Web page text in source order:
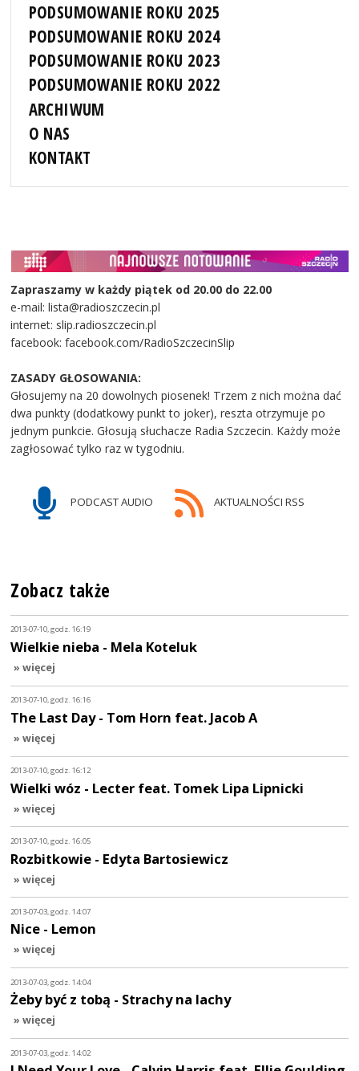
PODSUMOWANIE ROKU 2025
PODSUMOWANIE ROKU 2024
PODSUMOWANIE ROKU 2023
PODSUMOWANIE ROKU 2022
ARCHIWUM
O NAS
KONTAKT
Zapraszamy w każdy piątek od 20.00 do 22.00
e-mail: lista@radioszczecin.pl
internet: slip.radioszczecin.pl
facebook: facebook.com/RadioSzczecinSlip
ZASADY GŁOSOWANIA:
Głosujemy na 20 dowolnych piosenek! Trzem z nich można dać
dwa punkty (dodatkowy punkt to joker), reszta otrzymuje po
jednym punkcie. Głosują słuchacze Radia Szczecin. Każdy może
zagłosować tylko raz w tygodniu.
PODCAST AUDIO AKTUALNOŚCI RSS
Zobacz także
2013-07-10, godz. 16:19
Wielkie nieba - Mela Koteluk
» więcej
2013-07-10, godz. 16:16
The Last Day - Tom Horn feat. Jacob A
» więcej
2013-07-10, godz. 16:12
Wielki wóz - Lecter feat. Tomek Lipa Lipnicki
» więcej
2013-07-10, godz. 16:05
Rozbitkowie - Edyta Bartosiewicz
» więcej
2013-07-03, godz. 14:07
Nice - Lemon
» więcej
2013-07-03, godz. 14:04
Żeby być z tobą - Strachy na lachy
» więcej
2013-07-03, godz. 14:02